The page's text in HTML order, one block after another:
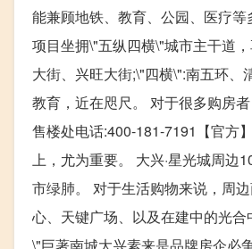
能兼顾地铁、教育、公园、医疗
项目坐拥\"五纵四横\"城市主干道
大街、兴旺大街;\"四横\":南五环
教育，近在咫尺。 对于很多购房
售楼处电话:400-181-7191【官方
上，尤为重要。 大兴·星光城周边
市绿肺。 对于生活购物来说，周
心、天键广场、以及在建中的光